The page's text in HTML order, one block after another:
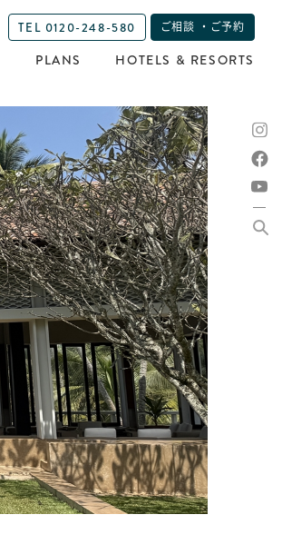
PLANS HOTELS & RESORTS
TEL 0120-248-580 ご相談 ・ご予約